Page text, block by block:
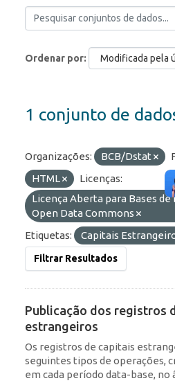
Ordenar por
1 conjunto de
Organizações: BCB/Dstat
HTML
Licenças:
Licença Aberta para Bases de
Open Data Commons
Etiquetas:
Capitais
Filtrar Resultados
Publicação dos registros
estrangeiros
Os registros de capitais
seguintes tipos de operações,
em cada período data-base,